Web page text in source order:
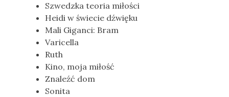
Szwedzka teoria miłości
Heidi w świecie dźwięku
Mali Giganci: Bram
Varicella
Ruth
Kino, moja miłość
Znaleźć dom
Sonita